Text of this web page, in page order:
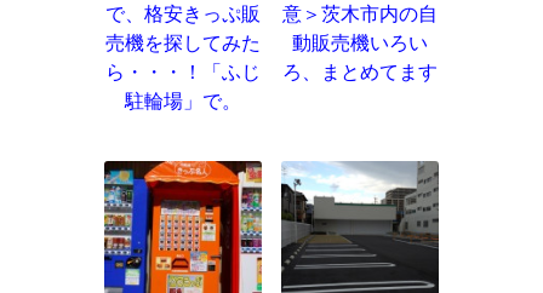
で、格安きっぷ販
売機を探してみた
ら・・・！「ふじ
駐輪場」で。
意＞茨木市内の自
動販売機いろい
ろ、まとめてます